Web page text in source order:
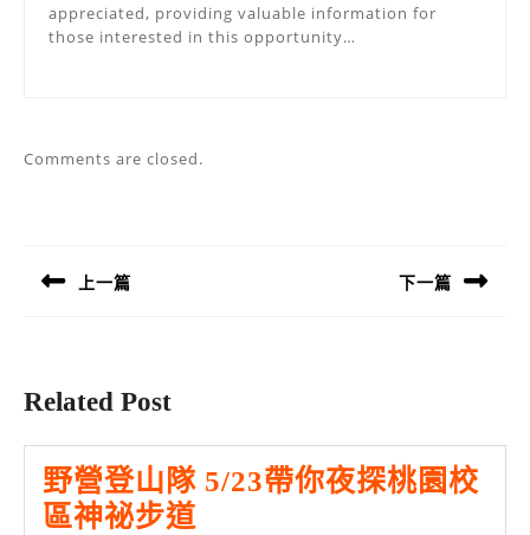
appreciated, providing valuable information for
those interested in this opportunity…
Comments are closed.
導
上一篇 下一篇
Related Post
野營登山隊 5/23帶你夜探桃園校
區神祕步道